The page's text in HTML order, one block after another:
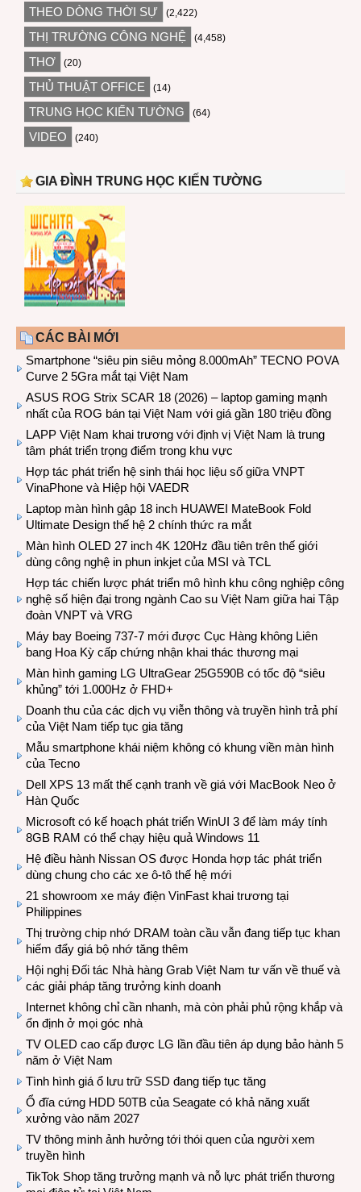
THEO DÒNG THỜI SỰ (2,422)
THỊ TRƯỜNG CÔNG NGHỆ (4,458)
THƠ (20)
THỦ THUẬT OFFICE (14)
TRUNG HỌC KIẾN TƯỜNG (64)
VIDEO (240)
GIA ĐÌNH TRUNG HỌC KIẾN TƯỜNG
CÁC BÀI MỚI
Smartphone “siêu pin siêu mỏng 8.000mAh” TECNO POVA
Curve 2 5Gra mắt tại Việt Nam
ASUS ROG Strix SCAR 18 (2026) – laptop gaming mạnh
nhất của ROG bán tại Việt Nam với giá gần 180 triệu đồng
LAPP Việt Nam khai trương với định vị Việt Nam là trung
tâm phát triển trọng điểm trong khu vực
Hợp tác phát triển hệ sinh thái học liệu số giữa VNPT
VinaPhone và Hiệp hội VAEDR
Laptop màn hình gập 18 inch HUAWEI MateBook Fold
Ultimate Design thế hệ 2 chính thức ra mắt
Màn hình OLED 27 inch 4K 120Hz đầu tiên trên thế giới
dùng công nghệ in phun inkjet của MSI và TCL
Hợp tác chiến lược phát triển mô hình khu công nghiệp công
nghệ số hiện đại trong ngành Cao su Việt Nam giữa hai Tập
đoàn VNPT và VRG
Máy bay Boeing 737-7 mới được Cục Hàng không Liên
bang Hoa Kỳ cấp chứng nhận khai thác thương mại
Màn hình gaming LG UltraGear 25G590B có tốc độ “siêu
khủng” tới 1.000Hz ở FHD+
Doanh thu của các dịch vụ viễn thông và truyền hình trả phí
của Việt Nam tiếp tục gia tăng
Mẫu smartphone khái niệm không có khung viền màn hình
của Tecno
Dell XPS 13 mất thế cạnh tranh về giá với MacBook Neo ở
Hàn Quốc
Microsoft có kế hoạch phát triển WinUI 3 để làm máy tính
8GB RAM có thể chạy hiệu quả Windows 11
Hệ điều hành Nissan OS được Honda hợp tác phát triển
dùng chung cho các xe ô-tô thế hệ mới
21 showroom xe máy điện VinFast khai trương tại
Philippines
Thị trường chip nhớ DRAM toàn cầu vẫn đang tiếp tục khan
hiếm đẩy giá bộ nhớ tăng thêm
Hội nghị Đối tác Nhà hàng Grab Việt Nam tư vấn về thuế và
các giải pháp tăng trưởng kinh doanh
Internet không chỉ cần nhanh, mà còn phải phủ rộng khắp và
ổn định ở mọi góc nhà
TV OLED cao cấp được LG lần đầu tiên áp dụng bảo hành 5
năm ở Việt Nam
Tình hình giá ổ lưu trữ SSD đang tiếp tục tăng
Ổ đĩa cứng HDD 50TB của Seagate có khả năng xuất
xưởng vào năm 2027
TV thông minh ảnh hưởng tới thói quen của người xem
truyền hình
TikTok Shop tăng trưởng mạnh và nỗ lực phát triển thương